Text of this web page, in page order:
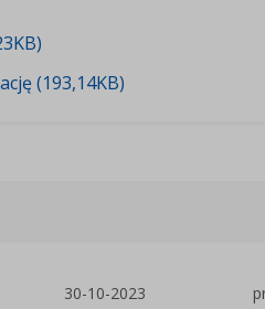
(193,14KB)
30-10-2023